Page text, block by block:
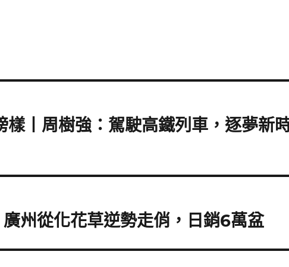
樣丨周樹強：駕駛高鐵列車，逐夢新
州從化花草逆勢走俏，日銷6萬盆